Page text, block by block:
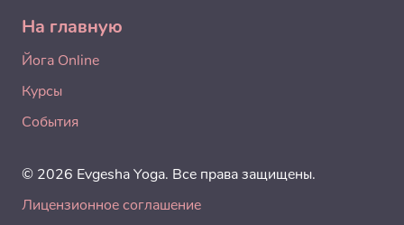
На главную
Йога Online
Курсы
События
© 2026 Evgesha Yoga. Все права защищены.
Лицензионное соглашение